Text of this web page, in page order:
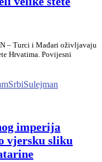
– Turci i Mađari oživljavaju
Hrvatima. Povijesni
SrbiSulejman
imperija
vjersku sliku